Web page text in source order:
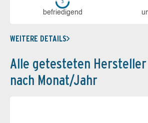
be­frie­di­gend
WEITERE DETAILS
Alle getesteten
nach Monat/Jahr